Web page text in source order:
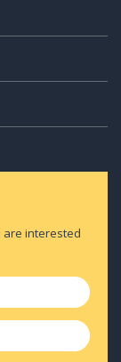
are interested